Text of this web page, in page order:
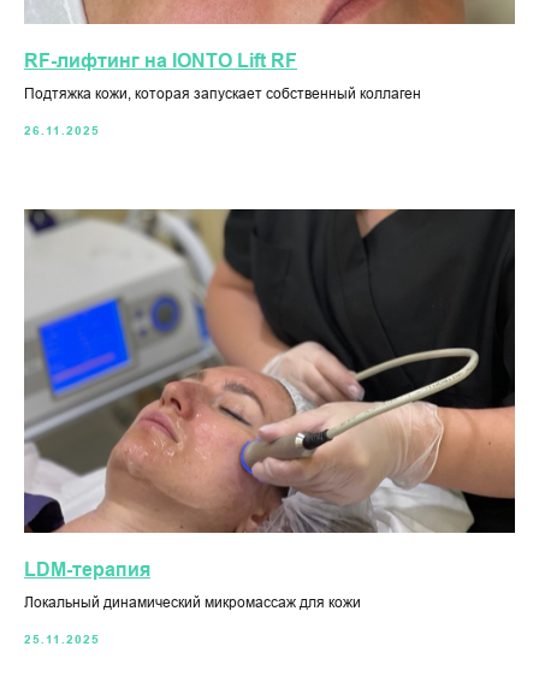
RF-лифтинг на IONTO Lift RF
Подтяжка кожи, которая запускает собственный коллаген
26.11.2025
LDM-терапия
Локальный динамический микромассаж для кожи
25.11.2025